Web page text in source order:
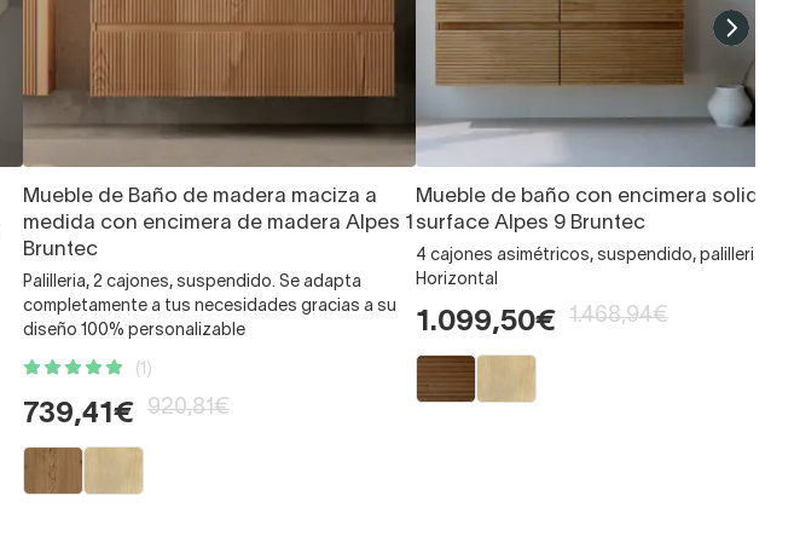
Mueble de Baño de madera maciza a
medida con encimera de madera Alpes 1
Bruntec
Palilleria, 2 cajones, suspendido. Se adapta
completamente a tus necesidades gracias a su
diseño 100% personalizable
(1)
739,41€ 920,81€
Mueble de baño con encimera solid
surface Alpes 9 Bruntec
4 cajones asimétricos, suspendido, palilleria
Horizontal
1.099,50€ 1.468,94€